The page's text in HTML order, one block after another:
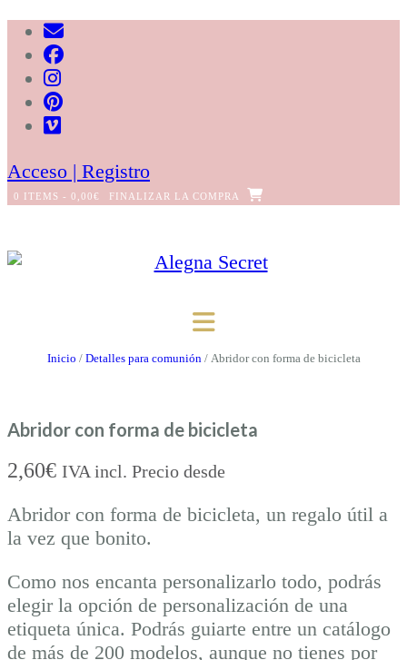
Saltar
contenido
Acceso | Registro
0 ITEMS - 0,00€ FINALIZAR LA COMPRA
Inicio / Detalles para comunión/ Abridor con forma de bicicleta
Abridor con forma de bicicleta
2,60€ IVA incl. Precio desde
Abridor con forma de bicicleta, un regalo útil a
la vez que bonito.
Como nos encanta personalizarlo todo, podrás
elegir la opción de personalización de una
etiqueta única. Podrás guiarte entre un catálogo
de más de 200 modelos, aunque no tienes por